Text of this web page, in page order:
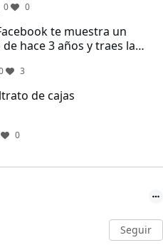
0 0
te muestra un
hace 3 años y traes la
3
de cajas
0
Seguir